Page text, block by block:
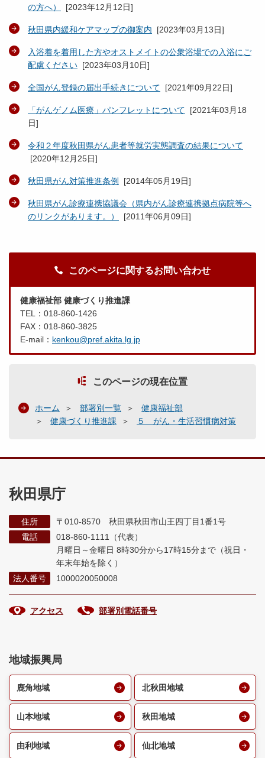
の方へ）
[2023年12月12日]
秋田県内緩和ケアマップの御案内 [2023年03月13日]
入浴着を着用した方やオストメイトの公衆浴場での入浴にご
配慮ください [2023年03月10日]
全国がん登録の届出手続きについて [2021年09月22日]
「がんゲノム医療」パンフレットについて [2021年03月18
日]
令和２年度秋田県がん患者等就労実態調査の結果について
[2020年12月25日]
秋田県がん対策推進条例 [2014年05月19日]
秋田県がん診療連携協議会（県内がん診療連携拠点病院等へ
のリンクがあります。）
[2011年06月09日]
このページに関するお問い合わせ
健康福祉部 健康づくり推進課
TEL：018-860-1426
FAX：018-860-3825
E-mail： kenkou@pref.akita.lg.jp
このページの現在位置
ホーム 部署別一覧
健康福祉部
健康づくり推進課
５ がん・生活習慣病対策
秋田県庁
住所
〒010-8570 秋田県秋田市山王四丁目1番1号
電話
018-860-1111（代表）
月曜日～金曜日 8時30分から17時15分まで （祝日・
年末年始を除く）
法人番号
1000020050008
アクセス 部署別電話番号
地域振興局
鹿角地域 北秋田地域
山本地域 秋田地域
由利地域 仙北地域